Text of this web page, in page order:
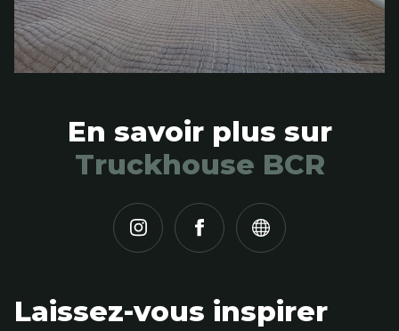
En savoir plus sur
Truckhouse BCR
Laissez-vous inspirer